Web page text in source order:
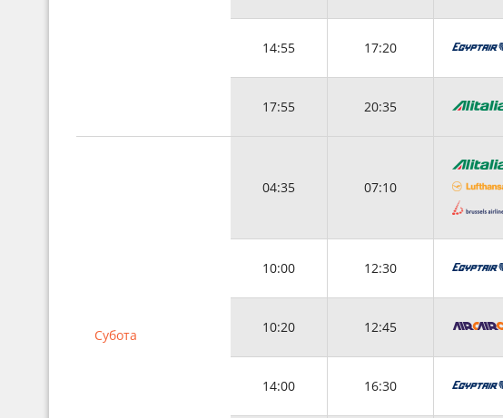
14:55 17:20
17:55 20:35
Субота
04:35 07:10
10:00 12:30
10:20 12:45
14:00 16:30